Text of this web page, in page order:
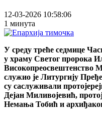
12-03-2026 10:58:06
1 минута
У среду треће седмице
у храму Светог пророка
Високопреосвештенство
служио је Литургију
су саслуживали
Дејан Миливојевић,
Немања Тобић и